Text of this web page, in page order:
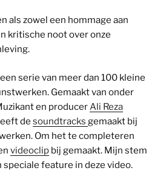
als zowel een hommage aan
kritische noot over onze
serie van meer dan 100 kleine
Gemaakt van onder
en producerAli Reza
de soundtracks gemaakt bij
Om het te completeren
videoclip bij gemaakt. Mijn stem
speciale feature in deze video.